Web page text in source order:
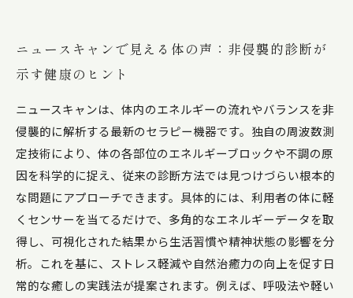
ニュースキャンで見える体の声：非侵襲的診断が
示す健康のヒント
ニュースキャンは、体内のエネルギーの流れやバランスを非
侵襲的に解析する最新のセラピー機器です。独自の周波数測
定技術により、体の各部位のエネルギーブロックや不調の原
因を科学的に捉え、従来の診断方法では見つけづらい根本的
な問題にアプローチできます。具体的には、利用者の体に軽
くセンサーを当てるだけで、多角的なエネルギーデータを取
得し、可視化された結果から生活習慣や精神状態の影響を分
析。これを基に、ストレス軽減や自然治癒力の向上を促す日
常的な癒しの実践法が提案されます。例えば、呼吸法や軽い